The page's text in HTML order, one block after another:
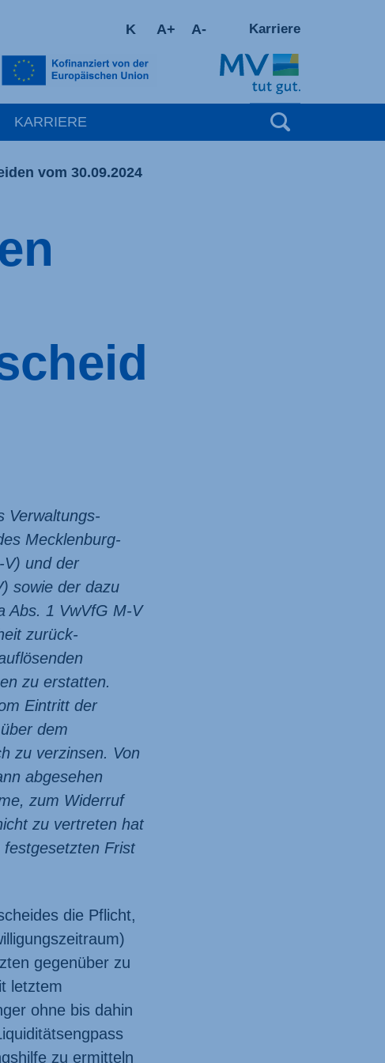
K A+ A- Karriere
KARRIERE
vom 30.09.2024
Verwaltungs­
Mecklenburg-
V) und der
sowie der dazu
Abs. 1 VwVfG M-V
zurück­
zu erstatten.
Eintritt der
dem
zu verzinsen. Von
abgesehen
zum Widerruf
zu vertreten hat
Frist
die Pflicht,
gegenüber zu
letztem
ohne bis dahin
zu ermitteln